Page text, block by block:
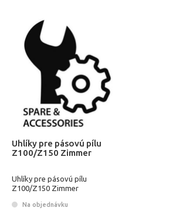
Uhlíky pre pásovú pílu
Z100/Z150 Zimmer
Uhlíky pre pásovú pílu
Z100/Z150 Zimmer
Na objednávku